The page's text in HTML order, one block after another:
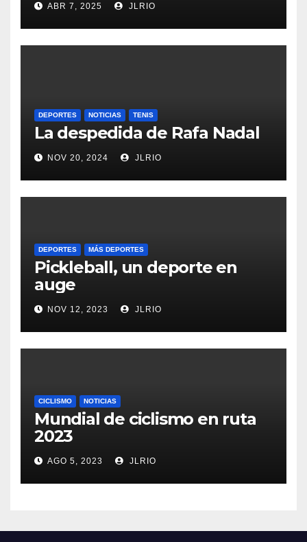
ABR 7, 2025 JLRIO
DEPORTES NOTICIAS TENIS
La despedida de Rafa Nadal
NOV 20, 2024 JLRIO
DEPORTES MÁS DEPORTES
Pickleball, un deporte en
auge
NOV 12, 2023 JLRIO
CICLISMO NOTICIAS
Mundial de ciclismo en ruta
2023
AGO 5, 2023 JLRIO